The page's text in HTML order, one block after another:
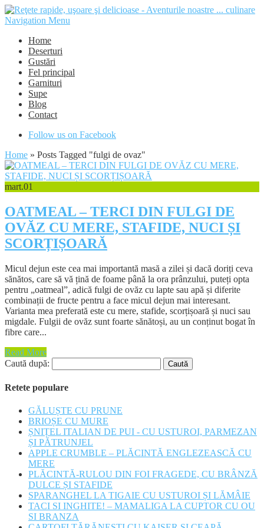
Navigation Menu
Home
Deserturi
Gustări
Fel principal
Garnituri
Supe
Blog
Contact
Follow us on Facebook
Home » Posts Tagged "fulgi de ovaz"
mart.01
OATMEAL – TERCI DIN FULGI DE
OVĂZ CU MERE, STAFIDE, NUCI ȘI
SCORȚIȘOARĂ
Micul dejun este cea mai importantă masă a zilei și dacă doriți ceva
sănătos, care să vă țină de foame până la ora prânzului, puteți opta
pentru „oatmeal”, adică fulgi de ovăz cu lapte sau apă și diferite
combinații de fructe pentru a face micul dejun mai interesant.
Varianta mea preferată este cu mere, stafide, scorțișoară și nuci sau
migdale. Fulgii de ovăz sunt foarte sănătoși, au un conținut bogat în
fibre care...
Read More
Caută după:
Retete populare
GĂLUȘTE CU PRUNE
BRIOȘE CU MURE
ȘNIȚEL ITALIAN DE PUI - CU USTUROI, PARMEZAN
ȘI PĂTRUNJEL
APPLE CRUMBLE – PLĂCINTĂ ENGLEZEASCĂ CU
MERE
PLĂCINTĂ-RULOU DIN FOI FRAGEDE, CU BRÂNZĂ
DULCE ȘI STAFIDE
SPARANGHEL LA TIGAIE CU USTUROI ȘI LĂMÂIE
TACI SI INGHITE! – MAMALIGA LA CUPTOR CU OU
SI BRANZA